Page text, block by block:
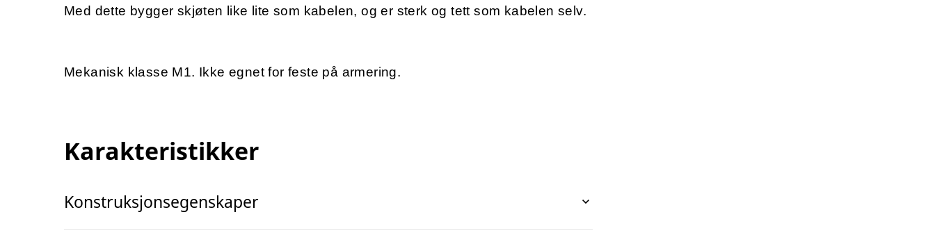
Med dette bygger skjøten like lite som kabelen, og er sterk og tett som kabelen selv.
Mekanisk klasse M1. Ikke egnet for feste på armering.
Karakteristikker
Konstruksjonsegenskaper